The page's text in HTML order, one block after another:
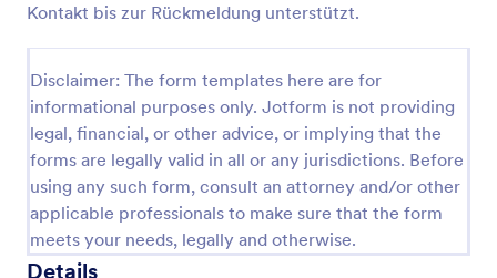
Kontakt bis zur Rückmeldung unterstützt.
Disclaimer: The form templates here are for
informational purposes only. Jotform is not providing
legal, financial, or other advice, or implying that the
forms are legally valid in all or any jurisdictions. Before
using any such form, consult an attorney and/or other
applicable professionals to make sure that the form
meets your needs, legally and otherwise.
Details
Vorschau